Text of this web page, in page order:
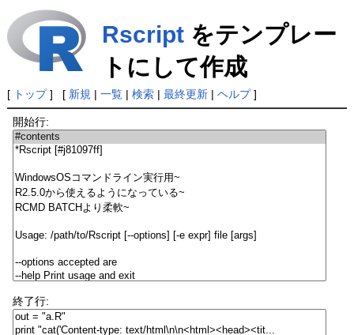
Rscriptをテンプレー
トにして作成
[ トップ] [ 新規 | 一覧| 検索| 最終更新| ヘルプ]
開始行:
終了行: